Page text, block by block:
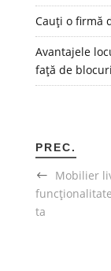
Cauți o firmă
Avantajele
față de
PREC.
Mobilier
ta